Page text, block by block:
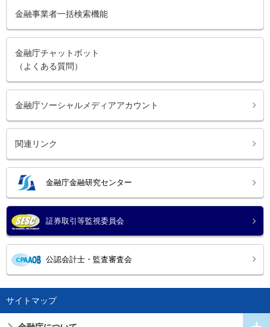
金融事業者一括検索機能
金融庁チャットボット
（よくある質問）
金融庁ソーシャルメディアアカウント
関連リンク
金融庁金融研究センター
証券取引等監視委員会
公認会計士・監査審査会
サイトマップ